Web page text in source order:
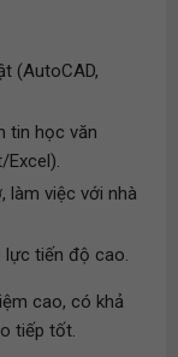
(AutoCAD,
tin học văn
Excel).
làm việc với nhà
lực tiến độ cao.
cao, có khả
tiếp tốt.